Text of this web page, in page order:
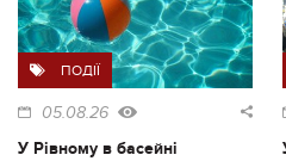
ПОДІЇ
05.08.26
У Рівному в басейні